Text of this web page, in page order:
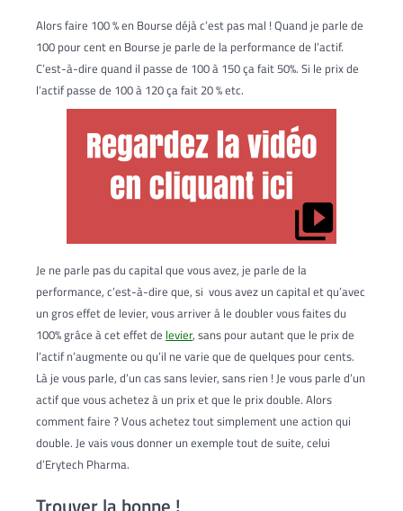
Alors faire 100 % en Bourse déjà c’est pas mal ! Quand je parle de
100 pour cent en Bourse je parle de la performance de l’actif.
C’est-à-dire quand il passe de 100 à 150 ça fait 50%. Si le prix de
l’actif passe de 100 à 120 ça fait 20 % etc.
Je ne parle pas du capital que vous avez, je parle de la
performance, c’est-à-dire que, si vous avez un capital et qu’avec
un gros effet de levier, vous arriver à le doubler vous faites du
100% grâce à cet effet de levier, sans pour autant que le prix de
l’actif n’augmente ou qu’il ne varie que de quelques pour cents.
Là je vous parle, d’un cas sans levier, sans rien ! Je vous parle d’un
actif que vous achetez à un prix et que le prix double. Alors
comment faire ? Vous achetez tout simplement une action qui
double. Je vais vous donner un exemple tout de suite, celui
d’Erytech Pharma.